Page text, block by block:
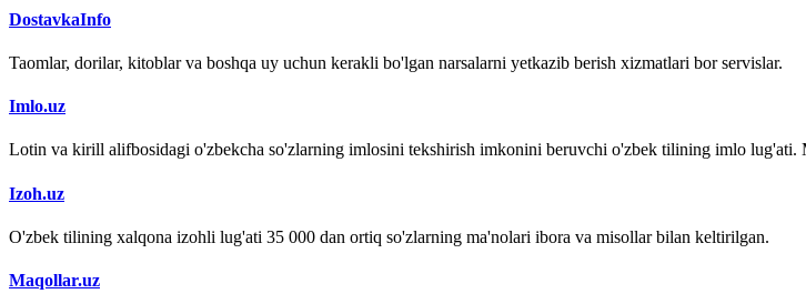
DostavkaInfo
Taomlar, dorilar, kitoblar va boshqa uy uchun kerakli bo'lgan narsalarni yetkazib berish xizmatlari bor servislar.
Imlo.uz
Lotin va kirill alifbosidagi o'zbekcha so'zlarning imlosini tekshirish imkonini beruvchi o'zbek tilining imlo lug'ati.
Izoh.uz
O'zbek tilining xalqona izohli lug'ati 35 000 dan ortiq so'zlarning ma'nolari ibora va misollar bilan keltirilgan.
Maqollar.uz